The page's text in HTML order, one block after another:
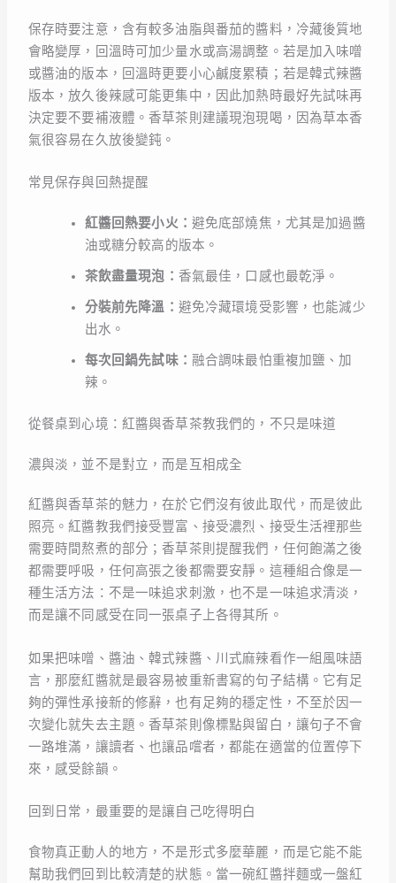
保存時要注意，含有較多油脂與番茄的醬料，冷藏後質地
會略變厚，回溫時可加少量水或高湯調整。若是加入味噌
或醬油的版本，回溫時更要小心鹹度累積；若是韓式辣醬
版本，放久後辣感可能更集中，因此加熱時最好先試味再
決定要不要補液體。香草茶則建議現泡現喝，因為草本香
氣很容易在久放後變鈍。
常見保存與回熱提醒
紅醬回熱要小火： 避免底部燒焦，尤其是加過醬
油或糖分較高的版本。
茶飲盡量現泡： 香氣最佳，口感也最乾淨。
分裝前先降溫： 避免冷藏環境受影響，也能減少
出水。
每次回鍋先試味： 融合調味最怕重複加鹽、加
辣。
從餐桌到心境：紅醬與香草茶教我們的，不只是味道
濃與淡，並不是對立，而是互相成全
紅醬與香草茶的魅力，在於它們沒有彼此取代，而是彼此
照亮。紅醬教我們接受豐富、接受濃烈、接受生活裡那些
需要時間熬煮的部分；香草茶則提醒我們，任何飽滿之後
都需要呼吸，任何高張之後都需要安靜。這種組合像是一
種生活方法：不是一味追求刺激，也不是一味追求清淡，
而是讓不同感受在同一張桌子上各得其所。
如果把味噌、醬油、韓式辣醬、川式麻辣看作一組風味語
言，那麼紅醬就是最容易被重新書寫的句子結構。它有足
夠的彈性承接新的修辭，也有足夠的穩定性，不至於因一
次變化就失去主題。香草茶則像標點與留白，讓句子不會
一路堆滿，讓讀者、也讓品嚐者，都能在適當的位置停下
來，感受餘韻。
回到日常，最重要的是讓自己吃得明白
食物真正動人的地方，不是形式多麼華麗，而是它能不能
幫助我們回到比較清楚的狀態。當一碗紅醬拌麵或一盤紅